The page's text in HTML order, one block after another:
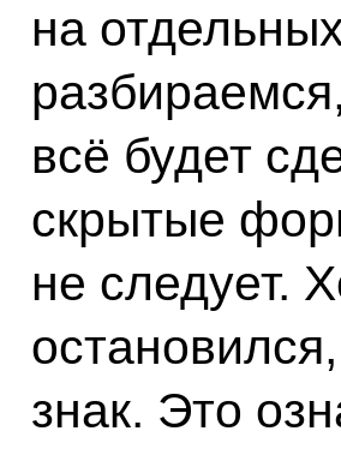
на
всё будет
скрытые
не следует.
знак. Это